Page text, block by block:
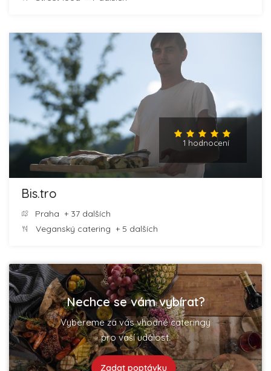
1 hodnocení
Bis.tro
Praha + 37 dalších
Veganský catering + 5 dalších
Nechce se vám vybírat?
Vybereme za vás vhodné cateringy
pro vaší událost.
Zadat poptávku